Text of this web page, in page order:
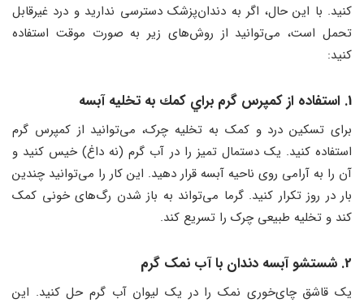
کنید. با این حال، اگر به دندان‌پزشک دسترسی ندارید و درد غیرقابل
تحمل است، می‌توانید از روش‌های زیر به صورت موقت استفاده
کنید:
1. استفاده از کمپرس گرم براي كمك به تخليه آبسه
برای تسکین درد و کمک به تخلیه چرک، می‌توانید از کمپرس گرم
استفاده کنید. یک دستمال تمیز را در آب گرم (نه داغ) خیس کنید و
آن را به آرامی روی ناحیه آبسه قرار دهید. این کار را می‌توانید چندین
بار در روز تکرار کنید. گرما می‌تواند به باز شدن رگ‌های خونی کمک
کند و تخلیه طبیعی چرک را تسریع کند.
2. شستشو آبسه دندان با آب نمک گرم
یک قاشق چای‌خوری نمک را در یک لیوان آب گرم حل کنید. این